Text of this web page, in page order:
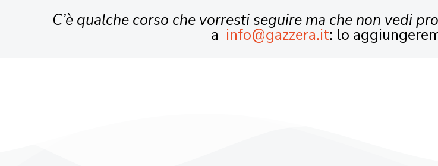
C’è qualche corso che vorresti seguire ma che non vedi
a info@gazzera.it: lo